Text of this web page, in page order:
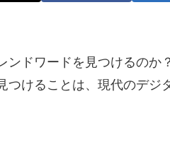
ンドワードを見つけるのか？
つけることは、現代のデ